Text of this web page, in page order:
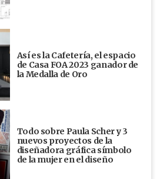
Así es la Cafetería, el espacio
de Casa FOA 2023 ganador de
la Medalla de Oro
Todo sobre Paula Scher y 3
nuevos proyectos de la
diseñadora gráfica símbolo
de la mujer en el diseño